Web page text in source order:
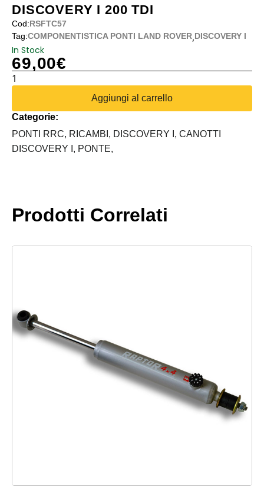
DISCOVERY I 200 TDI
Cod:RSFTC57
Tag:COMPONENTISTICA PONTI LAND ROVER,DISCOVERY I
In Stock
69,00€
CANOTTO
PONTE
DISCOVERY
I
200
Aggiungi al carrello
Categorie:
PONTI RRC, RICAMBI, DISCOVERY I, CANOTTI
DISCOVERY I, PONTE,
Prodotti Correlati